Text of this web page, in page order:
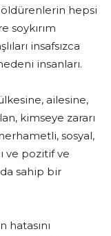
öldürenlerin hepsi
soykırım
insafsızca
insanları.
ailesine,
kimseye zararı
sosyal,
ve pozitif ve
sahip bir
hatasını